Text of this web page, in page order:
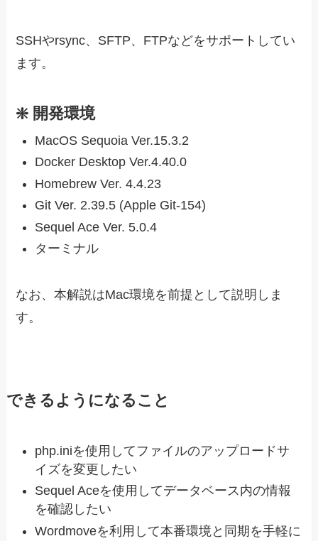
SSHやrsync、SFTP、FTPなどをサポートしてい
ます。
❇️ 開発環境
MacOS Sequoia Ver.15.3.2
Docker Desktop Ver.4.40.0
Homebrew Ver. 4.4.23
Git Ver. 2.39.5 (Apple Git-154)
Sequel Ace Ver. 5.0.4
ターミナル
なお、本解説はMac環境を前提として説明しま
す。
できるようになること
php.iniを使用してファイルのアップロードサ
イズを変更したい
Sequel Aceを使用してデータベース内の情報
を確認したい
Wordmoveを利用して本番環境と同期を手軽に